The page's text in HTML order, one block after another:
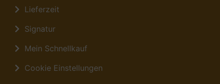
Lieferzeit
Signatur
Mein Schnellkauf
Cookie Einstellungen